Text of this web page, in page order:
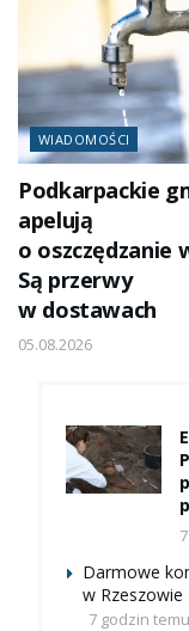
WIADOMOŚCI
Podkarpackie
apelują
o oszczędzanie
Są przerwy
w dostawach
05.08.2026
Darmowe
w Rzeszowie
7 godzin temu